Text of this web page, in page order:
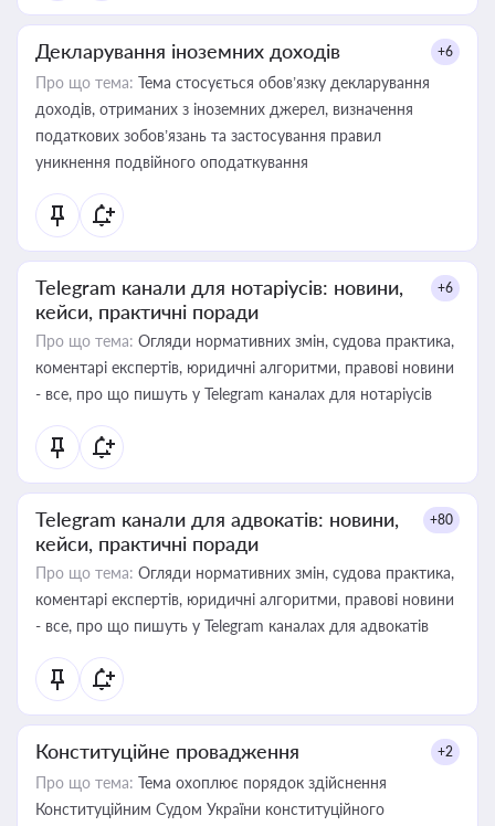
Декларування іноземних доходів +6
Про що тема: Тема стосується обов’язку декларування
доходів, отриманих з іноземних джерел, визначення
податкових зобов’язань та застосування правил
уникнення подвійного оподаткування
Telegram канали для нотаріусів: новини,
кейси, практичні поради
+6
Про що тема: Огляди нормативних змін, судова практика,
коментарі експертів, юридичні алгоритми, правові новини
- все, про що пишуть у Telegram каналах для нотаріусів
Telegram канали для адвокатів: новини,
кейси, практичні поради
+80
Про що тема: Огляди нормативних змін, судова практика,
коментарі експертів, юридичні алгоритми, правові новини
- все, про що пишуть у Telegram каналах для адвокатів
Конституційне провадження +2
Про що тема: Тема охоплює порядок здійснення
Конституційним Судом України конституційного